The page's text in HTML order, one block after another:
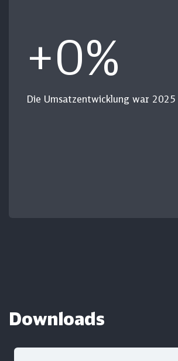
+0%
Die Umsatzentwicklung war 2025
Downloads